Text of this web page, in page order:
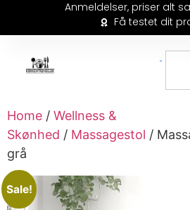
Anmeldelser, priser alt
Få testet dit
Home / Wellness &
Skønhed / Massagestol /
grå
Sale!